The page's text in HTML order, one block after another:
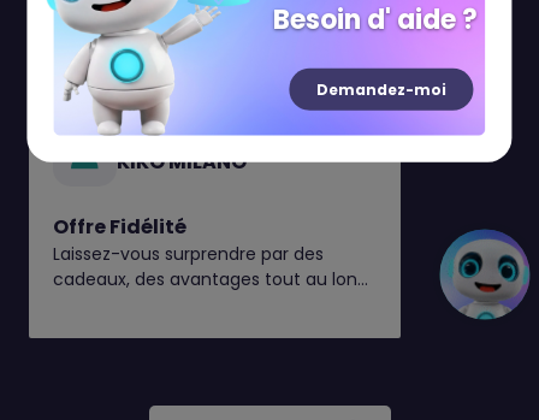
Du 01/01 au 31/12
Bon plan
KIKO MILANO
Offre Fidélité
Laissez-vous surprendre par des
cadeaux, des avantages tout au long
Besoin d' aide ?
Demandez-moi